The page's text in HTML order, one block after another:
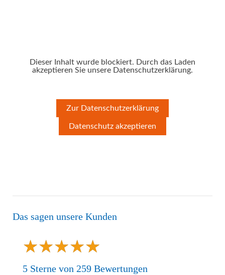
Dieser Inhalt wurde blockiert. Durch das Laden
akzeptieren Sie unsere Datenschutzerklärung.
Zur Datenschutzerklärung
Datenschutz akzeptieren
Das sagen unsere Kunden
★★★★★
★★★★★
5 Sterne von 259 Bewertungen